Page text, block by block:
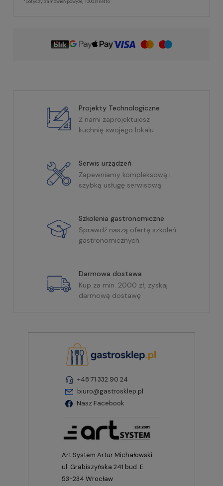
*Dotyczy zamówień powyżej 1000zł netto
Projekty Technologiczne
Z nami zaprojektujesz
kuchnię swojego lokalu
Serwis urządzeń
Zapewniamy kompleksową i
szybką usługę serwisową
Szkolenia gastronomiczne
Sprawdź naszą ofertę szkoleń
gastronomicznych
Darmowa dostawa
Kup za min. 2000 zł, zyskaj
darmową dostawę
+48 71 332 90 24
biuro@gastrosklep.pl
Nasz Facebook
Art System Artur Michałowski
ul. Grabiszyńska 241 bud. E
53-234 Wrocław